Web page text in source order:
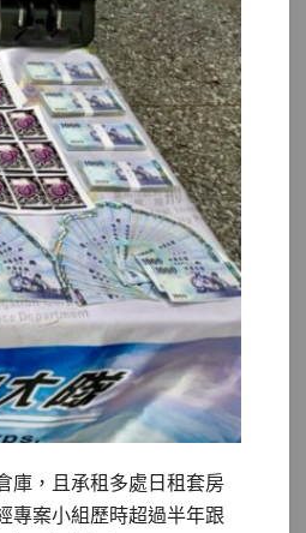
庫，且承租多處日租套房
專案小組歷時超過半年跟